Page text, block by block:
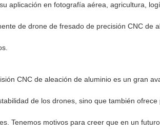
aplicación en fotografía aérea, agricultura,
de drone de fresado de precisión CNC de
CNC de aleación de aluminio es un gran
de los drones, sino que también ofrece
Tenemos motivos para creer que en un